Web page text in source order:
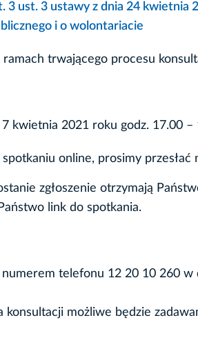
3 ust. 3 ustawy z dnia 24 kwietnia
i o wolontariacie
trwającego procesu
7 kwietnia 2021 roku godz. 17.00
online, prosimy przesłać
zgłoszenie otrzymają
link do spotkania.
numerem telefonu 12 20 10 260
konsultacji możliwe będzie